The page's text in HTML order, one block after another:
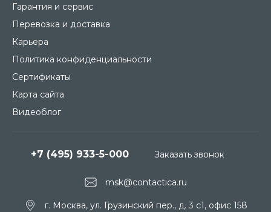
Гарантия и сервис
Перевозка и доставка
Карьера
Политика конфиденциальности
Сертификаты
Карта сайта
Видеоблог
msk@contactica.ru
+7 (495) 933-5-000
г. Москва, ул. Грузинский пер., д. 3 c1, офис 158
Заказать звонок